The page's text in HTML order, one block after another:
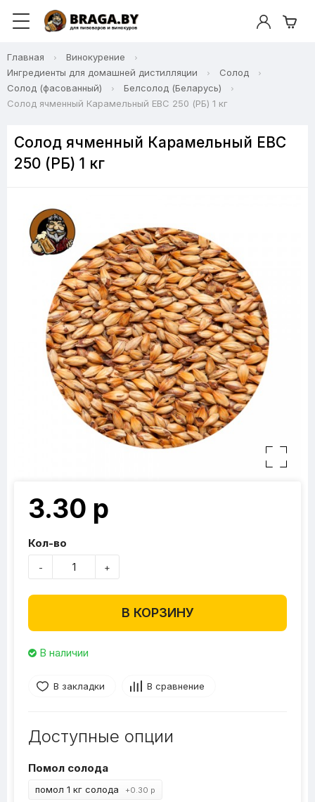
Главная
Винокурение
Ингредиенты для домашней дистилляции
Солод
Солод (фасованный)
Белсолод (Беларусь)
Солод ячменный Карамельный EBC 250 (РБ) 1 кг
Солод ячменный Карамельный EBC
250 (РБ) 1 кг
3.30 р
Кол-во
- +
В КОРЗИНУ
В наличии
В закладки В сравнение
Доступные опции
Помол солода
помол 1 кг солода +0.30 р